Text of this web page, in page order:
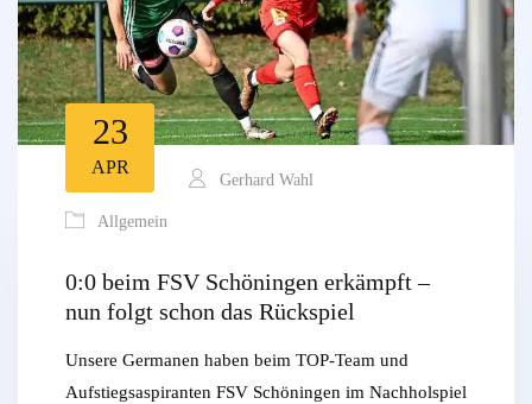
23
APR
Gerhard Wahl
Allgemein
0:0 beim FSV Schöningen erkämpft –
nun folgt schon das Rückspiel
Unsere Germanen haben beim TOP-Team und
Aufstiegsaspiranten FSV Schöningen im Nachholspiel